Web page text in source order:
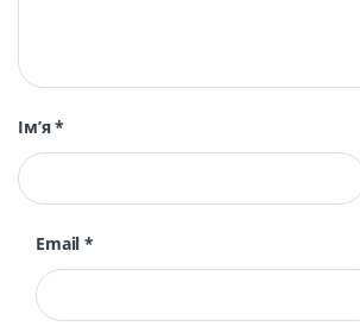
Ім’я*
Email*